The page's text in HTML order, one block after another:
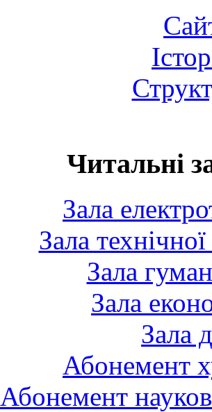
Читальні
Зала
Зала
Зала
Зала
Зала
Абонемент
Абонемент